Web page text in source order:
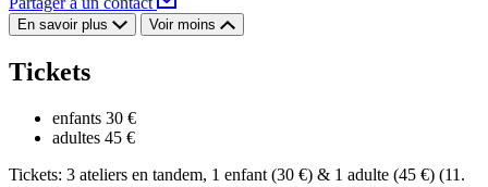
En savoir plus Voir moins
Tickets
enfants 30 €
adultes 45 €
Tickets: 3 ateliers en tandem, 1 enfant (30 €) & 1 adulte (45 €) (11.